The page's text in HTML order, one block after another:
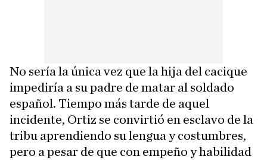
No sería la única vez que la hija del cacique
impediría a su padre de matar al soldado
español. Tiempo más tarde de aquel
incidente, Ortiz se convirtió en esclavo de la
tribu aprendiendo su lengua y costumbres,
pero a pesar de que con empeño y habilidad